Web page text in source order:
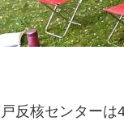
反核センター